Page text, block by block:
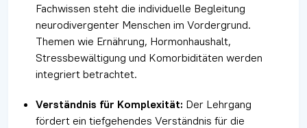
Fachwissen steht die individuelle Begleitung
neurodivergenter Menschen im Vordergrund.
Themen wie Ernährung, Hormonhaushalt,
Stressbewältigung und Komorbiditäten werden
integriert betrachtet.
Verständnis für Komplexität: Der Lehrgang
fördert ein tiefgehendes Verständnis für die